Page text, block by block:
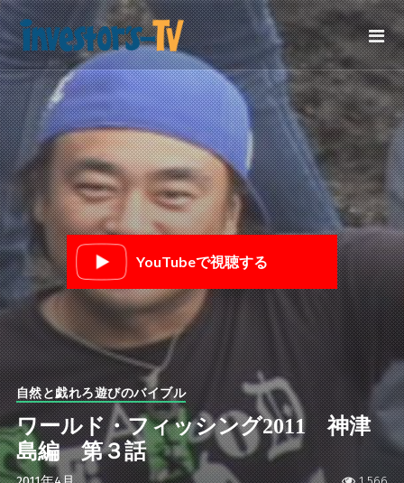
YouTubeで視聴する
自然と戯れろ遊びのバイブル
ワールド・フィッシング2011 神津
島編 第３話